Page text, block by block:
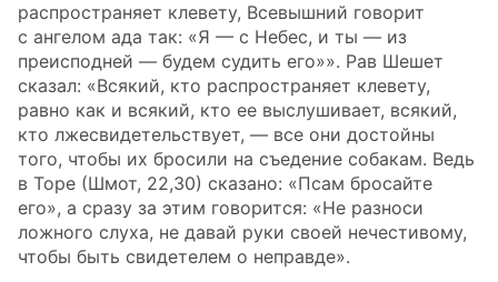
распространяет клевету, Всевышний говорит
с ангелом ада так: «Я — с Небес, и ты — из
преисподней — будем судить его»». Рав Шешет
сказал: «Всякий, кто распространяет клевету,
равно как и всякий, кто ее выслушивает, всякий,
кто лжесвидетельствует, — все они достойны
того, чтобы их бросили на съедение собакам. Ведь
в Торе (Шмот, 22,30) сказано: «Псам бросайте
его», а сразу за этим говорится: «Не разноси
ложного слуха, не давай руки своей нечестивому,
чтобы быть свидетелем о неправде».